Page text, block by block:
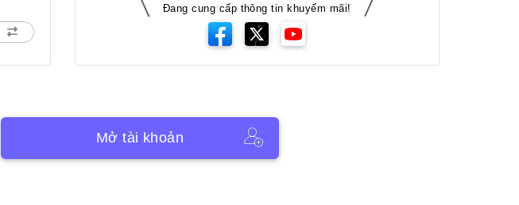
Đang cung cấp thông tin khuyếm mãi!
Mở tài khoản